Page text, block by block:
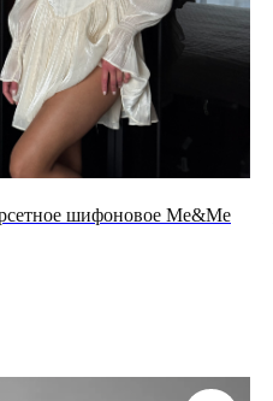
шифоновое Me&Me